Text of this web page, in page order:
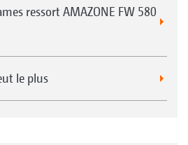
ressort AMAZONE FW 580
le plus